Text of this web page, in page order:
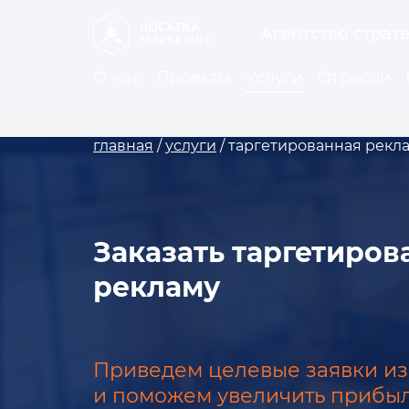
главная /услуги /таргетированная
Заказать
рекламу
Приведем целевые заявки
и поможем увеличить